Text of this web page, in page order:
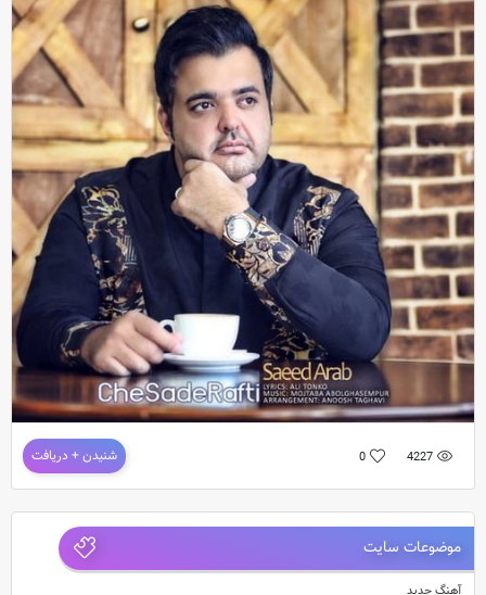
4227
0 شنیدن + دریافت
موضوعات سایت